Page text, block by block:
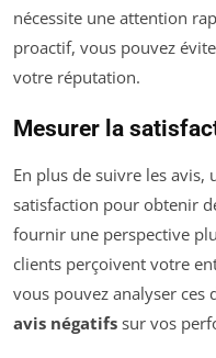
nécessite une attention
proactif, vous pouvez
votre réputation.
Mesurer la
En plus de suivre les avis,
satisfaction pour obtenir
fournir une perspective
clients perçoivent votre
vous pouvez analyser ces
avis négatifs sur vos